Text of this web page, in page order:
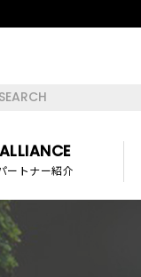
ALLIANCE
ートナー紹介